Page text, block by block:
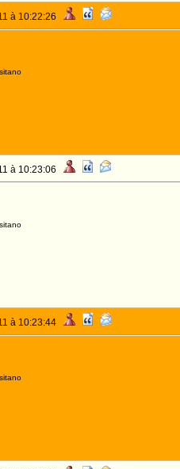
à 10:22:26
à 10:23:06
à 10:23:44